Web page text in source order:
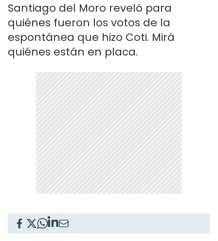
Santiago del Moro reveló para
quiénes fueron los votos de la
espontánea que hizo Coti. Mirá
quiénes están en placa.